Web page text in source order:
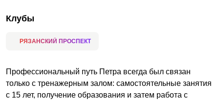
Клубы
РЯЗАНСКИЙ ПРОСПЕКТ
Профессиональный путь Петра всегда был связан
только с тренажерным залом: самостоятельные занятия
с 15 лет, получение образования и затем работа с